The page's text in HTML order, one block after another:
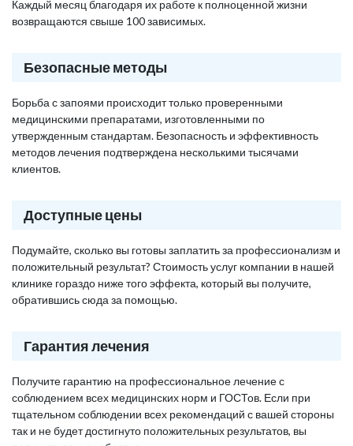
Каждый месяц благодаря их работе к полноценной жизни
возвращаются свыше 100 зависимых.
Безопасные методы
Борьба с запоями происходит только проверенными
медицинскими препаратами, изготовленными по
утвержденным стандартам. Безопасность и эффективность
методов лечения подтверждена несколькими тысячами
клиентов.
Доступные цены
Подумайте, сколько вы готовы заплатить за профессионализм и
положительный результат? Стоимость услуг компании в нашей
клинике гораздо ниже того эффекта, который вы получите,
обратившись сюда за помощью.
Гарантия лечения
Получите гарантию на профессиональное лечение с
соблюдением всех медицинских норм и ГОСТов. Если при
тщательном соблюдении всех рекомендаций с вашей стороны
так и не будет достигнуто положительных результатов, вы